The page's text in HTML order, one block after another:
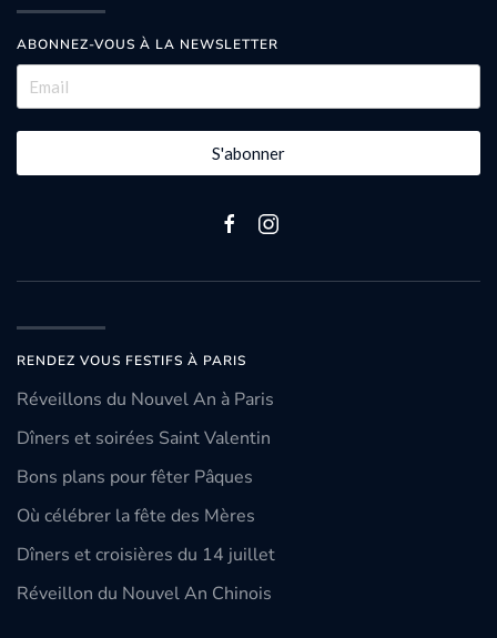
ABONNEZ-VOUS À LA NEWSLETTER
S'abonner
RENDEZ VOUS FESTIFS À PARIS
Réveillons du Nouvel An à Paris
Dîners et soirées Saint Valentin
Bons plans pour fêter Pâques
Où célébrer la fête des Mères
Dîners et croisières du 14 juillet
Réveillon du Nouvel An Chinois